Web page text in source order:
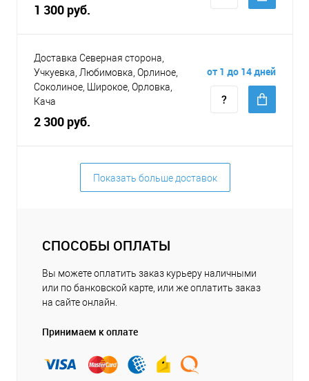
1 300 руб.
Доставка Северная сторона,
Учкуевка, Любимовка, Орлиное,
Соколиное, Широкое, Орловка,
Кача
2 300 руб.
от 1 до 14 дней
Показать больше доставок
СПОСОБЫ ОПЛАТЫ
Вы можете оплатить заказ курьеру наличными
или по банковской карте, или же оплатить заказ
на сайте онлайн.
Принимаем к оплате